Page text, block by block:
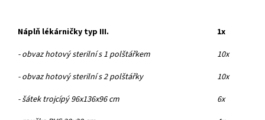
Náplň lékárničky typ III.
1x
- obvaz hotový sterilní s 1 polštářkem
10x
- obvaz hotový sterilní s 2 polštářky
10x
- šátek trojcípý 96x136x96 cm
6x